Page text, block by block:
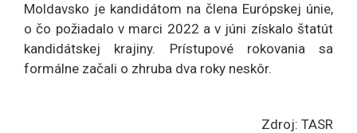
Moldavsko je kandidátom na člena Európskej únie,
o čo požiadalo v marci 2022 a v júni získalo štatút
kandidátskej krajiny. Prístupové rokovania sa
formálne začali o zhruba dva roky neskôr.
Zdroj: TASR